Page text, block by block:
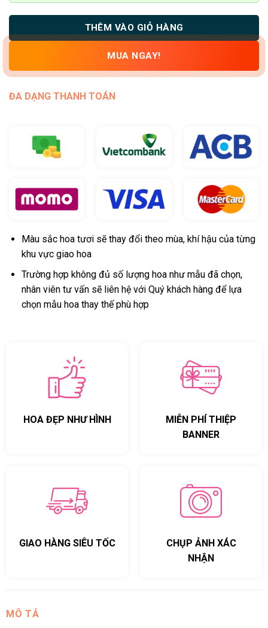
THÊM VÀO GIỎ HÀNG
MUA NGAY!
ĐA DẠNG THANH TOÁN
Màu sắc hoa tươi sẽ thay đổi theo mùa, khí hậu của từng
khu vực giao hoa
Trường hợp không đủ số lượng hoa như mẫu đã chọn,
nhân viên tư vấn sẽ liên hệ với Quý khách hàng để lựa
chọn mẫu hoa thay thế phù hợp
HOA ĐẸP NHƯ HÌNH
MIỄN PHÍ THIỆP
BANNER
GIAO HÀNG SIÊU TỐC
CHỤP ẢNH XÁC
NHẬN
MÔ TẢ